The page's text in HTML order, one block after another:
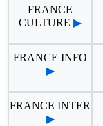
FRANCE
CULTURE ▶
FRANCE INFO
▶
FRANCE INTER
▶